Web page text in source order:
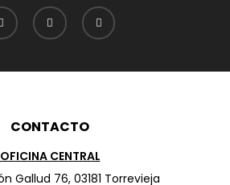
CONTACTO
OFICINA CENTRAL
Gallud 76, 03181 Torrevieja